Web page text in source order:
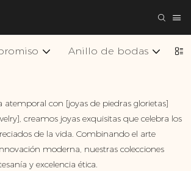
Anillo de bodas
atemporal con [joyas de piedras glorietas]
creamos joyas exquisitas que celebra los
de la vida. Combinando el arte
moderna, nuestras colecciones
y excelencia ética.